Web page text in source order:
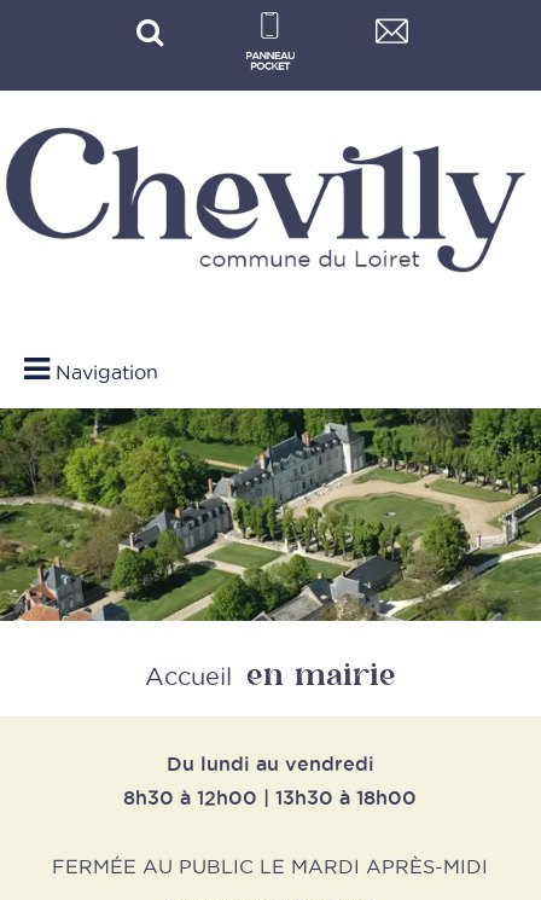
Navigation
Retour
Accueil en mairie
Du lundi au vendredi
8h30 à 12h00 | 13h30 à 18h00
FERMÉE AU PUBLIC LE MARDI APRÈS-MIDI